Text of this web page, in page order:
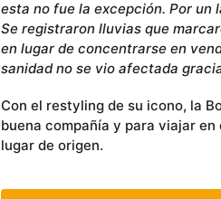
esta no fue la excepción. Por un
Se registraron lluvias que
en lugar de concentrarse en
sanidad no se vio afectada
Con el restyling de su icono, la
buena compañía y para viajar
lugar de origen.